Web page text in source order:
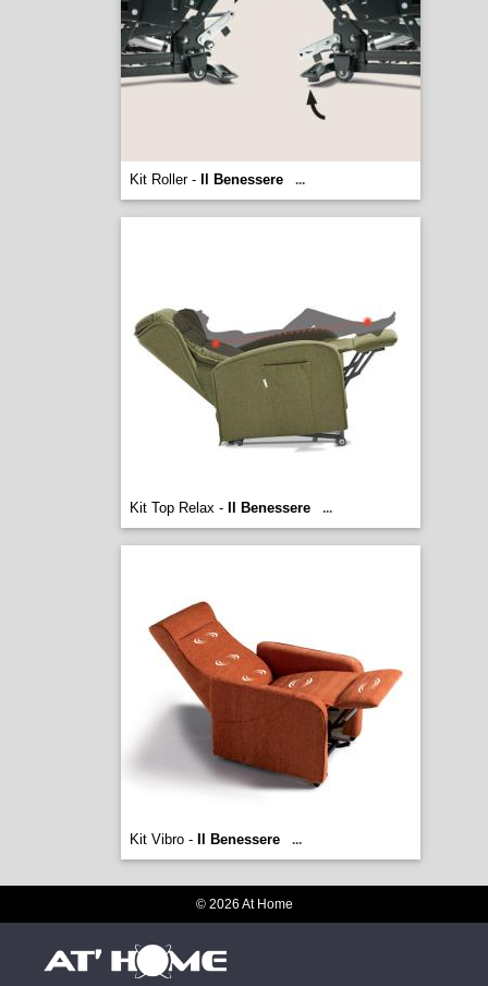
Kit Roller - Il Benessere ...
Kit Top Relax - Il Benessere ...
Kit Vibro - Il Benessere ...
© 2026 At Home